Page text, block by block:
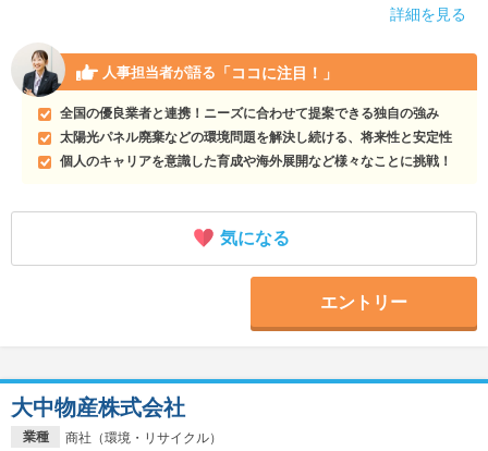
詳細を見る
人事担当者が語る 「ココに注目！」
全国の優良業者と連携！ニーズに合わせて提案できる独自の強み
太陽光パネル廃棄などの環境問題を解決し続ける、将来性と安定性
個人のキャリアを意識した育成や海外展開など様々なことに挑戦！
気になる
エントリー
業種
商社（環境・リサイクル）
大中物産株式会社